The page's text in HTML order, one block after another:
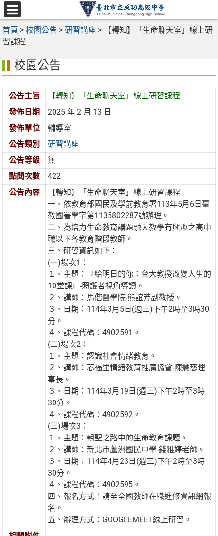
跳
至
主
要
區
選
單
首頁 > 校園公告 > 研習講座 >
【轉知】「生命聊天室」線上研
習課程
校園公告
公告主旨
【轉知】「生命聊天室」線上研習課程
發佈日期
2025 年 2 月 13 日
發佈單位
輔導室
公告類別
研習講座
公告等級
無
點閱次數
422
公告內容
【轉知】「生命聊天室」線上研習課程
一、依教育部國民及學前教育署113年5月6日臺
教國署學字第1135802287號辦理。
二、為培力生命教育議題融入教學有興趣之高中
職以下各教育階段教師。
三、研習資訊如下：
(一)場次1：
１、主題：『給明日的你：台大教授改變人生的
10堂課』-照護者視角導讀。
２、講師：馬偕醫學院-熊誼芳副教授。
３、日期：114年3月5日(週三)下午2時至3時30
分。
４、課程代碼：4902591。
(二)場次2：
１、主題：認識社會情緒教育。
２、講師：芯福里情緒教育推廣協會-陳慧慈理
事長。
３、日期：114年3月19日(週三)下午2時至3時
30分。
４、課程代碼：4902592。
(三)場次3：
１、主題：朝聖之路中的生命教育課題。
２、講師：新北市蘆洲國民中學-錢雅婷老師。
３、日期：114年4月23日(週三)下午2時至3時
30分。
４、課程代碼：4902595。
四、報名方式：請至全國教師在職進修資訊網報
名。
五、辦理方式：GOOGLEMEET線上研習。